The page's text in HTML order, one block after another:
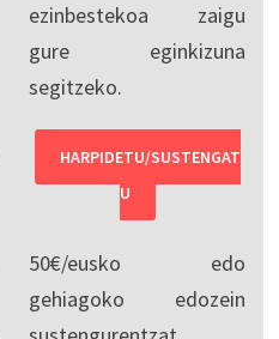
ezinbestekoa zaigu
gure eginkizuna
segitzeko.
HARPIDETU/SUSTENGAT
U
50€/eusko edo
gehiagoko edozein